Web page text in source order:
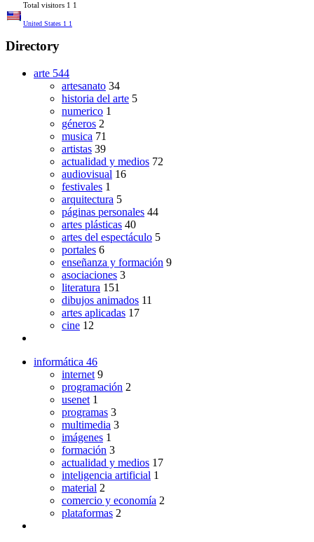
Total visitors 1 1
United States 1 1
Directory
arte 544
artesanato 34
historia del arte 5
numerico 1
géneros 2
musica 71
artistas 39
actualidad y medios 72
audiovisual 16
festivales 1
arquitectura 5
páginas personales 44
artes plásticas 40
artes del espectáculo 5
portales 6
enseñanza y formación 9
asociaciones 3
literatura 151
dibujos animados 11
artes aplicadas 17
cine 12
informática 46
internet 9
programación 2
usenet 1
programas 3
multimedia 3
imágenes 1
formación 3
actualidad y medios 17
inteligencia artificial 1
material 2
comercio y economía 2
plataformas 2